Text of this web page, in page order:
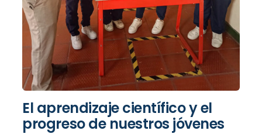
El aprendizaje científico y el
progreso de nuestros jóvenes